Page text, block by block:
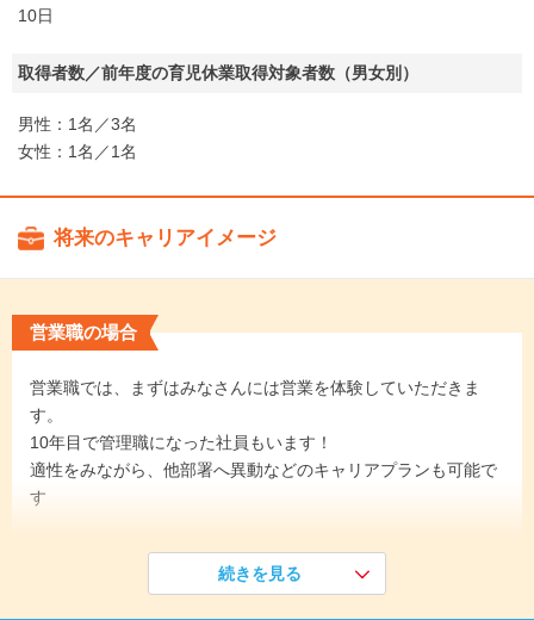
10日
取得者数／前年度の育児休業取得対象者数（男女別）
男性：1名／3名
女性：1名／1名
将来のキャリアイメージ
営業職の場合
営業職では、まずはみなさんには営業を体験していただきま
す。
10年目で管理職になった社員もいます！
適性をみながら、他部署へ異動などのキャリアプランも可能で
す
1ヵ月の本社研修を実施。社会人の基礎マナーから、営業の知
続きを見る